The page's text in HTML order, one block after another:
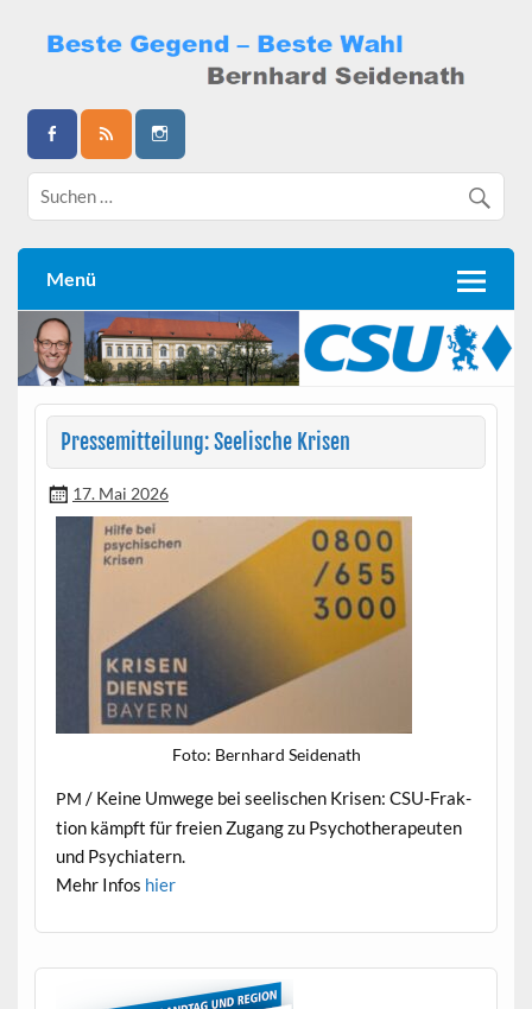
content
Bernhard Seidenath
Menü
Pressemitteilung: Seelische Krisen
17. Mai 2026
Foto: Bern­hard Seidenath
PM / Keine Umwege bei seel­is­chen Krisen: CSU-Frak­
tion kämpft für freien Zugang zu Psy­chother­a­peuten
und Psychiatern.
Mehr Infos hier